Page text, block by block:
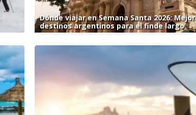
Dónde viajar en Semana Santa 2026:
destinos argentinos para el finde largo